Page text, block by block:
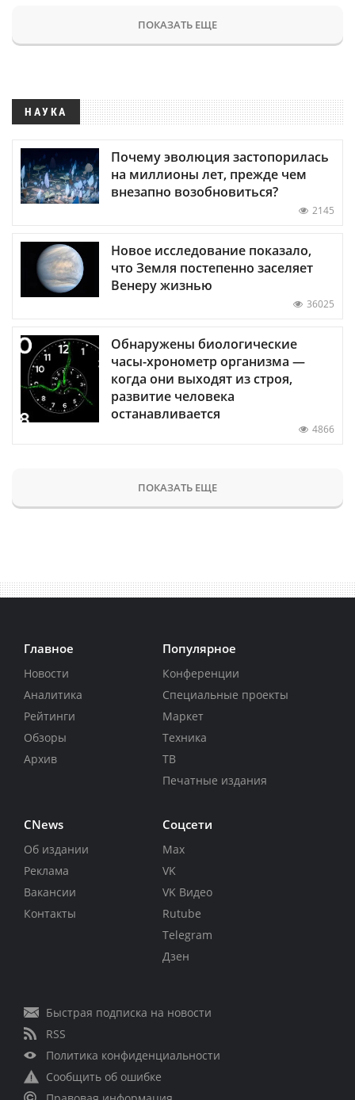
ПОКАЗАТЬ ЕЩЕ
НАУКА
Почему эволюция застопорилась
на миллионы лет, прежде чем
внезапно возобновиться?
2145
Новое исследование показало,
что Земля постепенно заселяет
Венеру жизнью
36025
Обнаружены биологические
часы-хронометр организма —
когда они выходят из строя,
развитие человека
останавливается
4866
ПОКАЗАТЬ ЕЩЕ
Главное
Новости
Аналитика
Рейтинги
Обзоры
Архив
Популярное
Конференции
Специальные проекты
Маркет
Техника
ТВ
Печатные издания
CNews
Об издании
Реклама
Вакансии
Контакты
Соцсети
Max
VK
VK Видео
Rutube
Telegram
Дзен
Быстрая подписка на новости
RSS
Политика конфиденциальности
Сообщить об ошибке